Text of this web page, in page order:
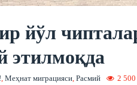
йўл
этилмоқда
, Меҳнат миграцияси, Расмий 2 500